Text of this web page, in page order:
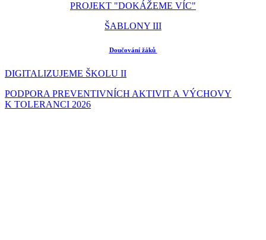
PROJEKT "DOKÁŽEME VÍC"
ŠABLONY III
Doučování žáků
DIGITALIZUJEME ŠKOLU II
PODPORA PREVENTIVNÍCH AKTIVIT A VÝCHOVY
K TOLERANCI 2026